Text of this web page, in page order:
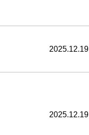
2025.12.19
2025.12.19